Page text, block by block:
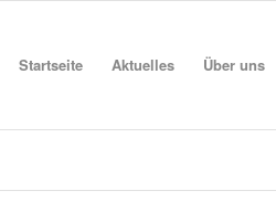
Startseite Aktuelles Über uns